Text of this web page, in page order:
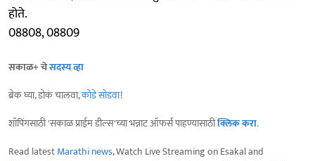
होते.
08808, 08809
सकाळ+ चेसदस्य व्हा
ब्रेक घ्या, डोकं चालवा,कोडे सोडवा!
शॉपिंगसाठी 'सकाळ प्राईम डील्स'च्या भन्नाट ऑफर्स पाहण्यासाठीक्लिक करा.
Read latestMarathi news, Watch Live Streaming on Esakal and